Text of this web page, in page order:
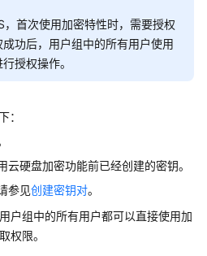
首次使用加密特性时，需要授权
功后，用户组中的所有用户使用
授权操作。
：
云硬盘加密功能前已经创建的密钥。
参见创建密钥对。
户组中的所有用户都可以直接使用加
权限。